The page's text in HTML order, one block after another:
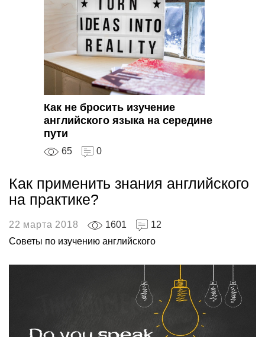
Как не бросить изучение
английского языка на середине
пути
65 0
Как применить знания английского
на практике?
22 марта 2018 1601
12
Советы по изучению английского